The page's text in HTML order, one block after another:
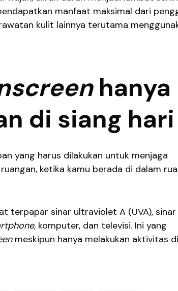
manfaat maksimal dari
kulit lainnya terutama
hanya
di siang hari
yang harus dilakukan untuk menjaga
ketika kamu berada di dalam
terpapar sinar ultraviolet A (UVA), sinar
komputer, dan televisi. Ini yang
meskipun hanya melakukan aktivitas